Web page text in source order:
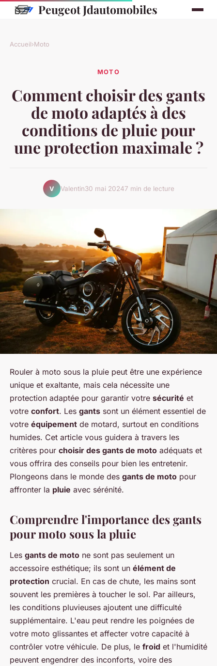
Peugeot Jdautomobiles
Accueil›Moto
MOTO
Comment choisir des gants
de moto adaptés à des
conditions de pluie pour
une protection maximale ?
V Valentin30 mai 20247 min de lecture
Rouler à moto sous la pluie peut être une expérience
unique et exaltante, mais cela nécessite une
protection adaptée pour garantir votre sécurité et
votre confort. Les gants sont un élément essentiel de
votre équipement de motard, surtout en conditions
humides. Cet article vous guidera à travers les
critères pour choisir des gants de moto adéquats et
vous offrira des conseils pour bien les entretenir.
Plongeons dans le monde des gants de moto pour
affronter la pluie avec sérénité.
Comprendre l'importance des gants
pour moto sous la pluie
Les gants de moto ne sont pas seulement un
accessoire esthétique; ils sont un élément de
protection crucial. En cas de chute, les mains sont
souvent les premières à toucher le sol. Par ailleurs,
les conditions pluvieuses ajoutent une difficulté
supplémentaire. L'eau peut rendre les poignées de
votre moto glissantes et affecter votre capacité à
contrôler votre véhicule. De plus, le froid et l'humidité
peuvent engendrer des inconforts, voire des